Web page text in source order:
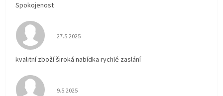
Spokojenost
Hodnocení obchodu je 5 z 5 hvězdiček.
27.5.2025
kvalitní zboží široká nabídka rychlé zaslání
Hodnocení obchodu je 5 z 5 hvězdiček.
9.5.2025